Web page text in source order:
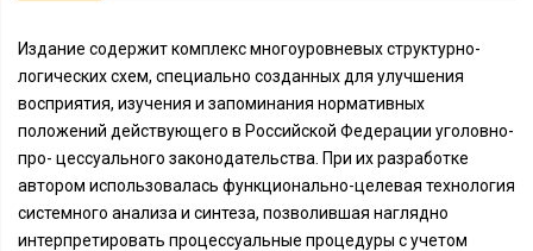
Издание содержит комплекс многоуровневых структурно-
логических схем, специально созданных для улучшения
восприятия, изучения и запоминания нормативных
положений действующего в Российской Федерации уголовно-
про- цессуального законодательства. При их разработке
автором использовалась функционально-целевая технология
системного анализа и синтеза, позволившая наглядно
интерпретировать процессуальные процедуры с учетом